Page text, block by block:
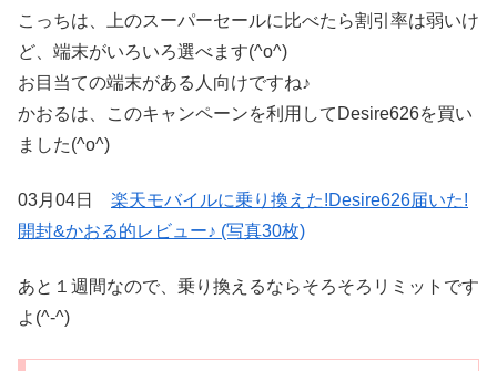
こっちは、上のスーパーセールに比べたら割引率は弱いけ
ど、端末がいろいろ選べます(^o^)
お目当ての端末がある人向けですね♪
かおるは、このキャンペーンを利用してDesire626を買い
ました(^o^)
03月04日 楽天モバイルに乗り換えた!Desire626届いた!
開封&かおる的レビュー♪ (写真30枚)
あと１週間なので、乗り換えるならそろそろリミットです
よ(^-^)